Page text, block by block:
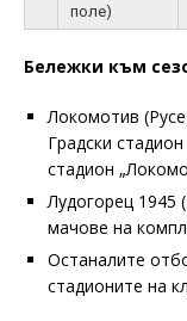
поле)
Бележки към
Локомотив
Градски
стадион
Лудогорец 1945
мачове на
Останалите
стадионите на